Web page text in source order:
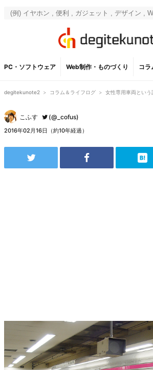
PC・ソフトウェア Web制作・ものづくり コラ
degitekunote2 > コラム＆ライフログ > 女性専用車両という
こふす (@_cofus)
2016年02月16日（約10年経過）